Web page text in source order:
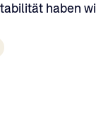
haben